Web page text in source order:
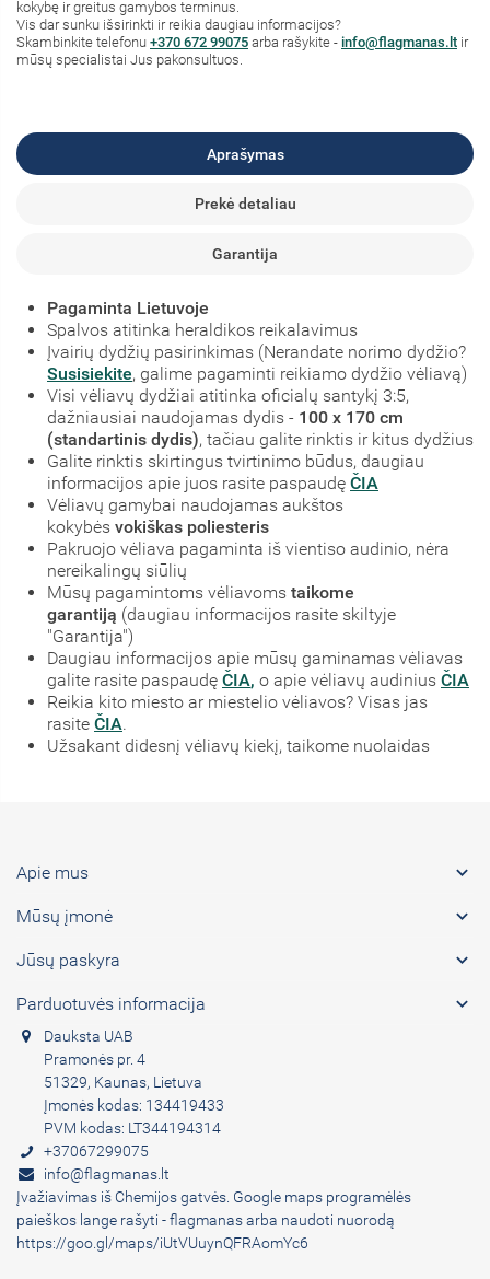
kokybę ir greitus gamybos terminus.
Vis dar sunku išsirinkti ir reikia daugiau informacijos?
Skambinkite telefonu +370 672 99075 arba rašykite - info@flagmanas.lt ir
mūsų specialistai Jus pakonsultuos.
Aprašymas
Prekė detaliau
Garantija
Pagaminta Lietuvoje
Spalvos atitinka heraldikos reikalavimus
Įvairių dydžių pasirinkimas (Nerandate norimo dydžio?
Susisiekite, galime pagaminti reikiamo dydžio vėliavą)
Visi vėliavų dydžiai atitinka oficialų santykį 3:5,
dažniausiai naudojamas dydis - 100 x 170 cm
(standartinis dydis), tačiau galite rinktis ir kitus dydžius
Galite rinktis skirtingus tvirtinimo būdus, daugiau
informacijos apie juos rasite paspaudę ČIA
Vėliavų gamybai naudojamas aukštos
kokybės vokiškas poliesteris
Pakruojo vėliava pagaminta iš vientiso audinio, nėra
nereikalingų siūlių
Mūsų pagamintoms vėliavoms taikome
garantiją (daugiau informacijos rasite skiltyje
"Garantija")
Daugiau informacijos apie mūsų gaminamas vėliavas
galite rasite paspaudę ČIA, o apie vėliavų audinius ČIA
Reikia kito miesto ar miestelio vėliavos? Visas jas
rasite ČIA.
Užsakant didesnį vėliavų kiekį, taikome nuolaidas
Apie mus 
Mūsų įmonė 
Jūsų paskyra 
Parduotuvės informacija 
Dauksta UAB
Pramonės pr. 4
51329, Kaunas, Lietuva
Įmonės kodas: 134419433
PVM kodas: LT344194314
+37067299075
info@flagmanas.lt
Įvažiavimas iš Chemijos gatvės. Google maps programėlės
paieškos lange rašyti - flagmanas arba naudoti nuorodą
https://goo.gl/maps/iUtVUuynQFRAomYc6